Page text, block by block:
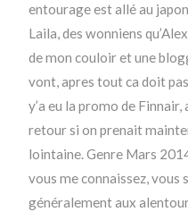
entourage est allé au
Laila, des wonniens
de mon couloir et une
vont, apres tout ca doit
y’a eu la promo de
retour si on prenait
lointaine. Genre Mars
vous me connaissez, vous
généralement aux